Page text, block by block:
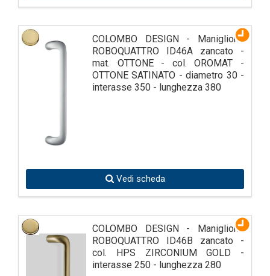
COLOMBO DESIGN - Maniglione
ROBOQUATTRO ID46A zancato -
mat. OTTONE - col. OROMAT -
OTTONE SATINATO - diametro 30 -
interasse 350 - lunghezza 380
Vedi scheda
COLOMBO DESIGN - Maniglione
ROBOQUATTRO ID46B zancato -
col. HPS ZIRCONIUM GOLD -
interasse 250 - lunghezza 280